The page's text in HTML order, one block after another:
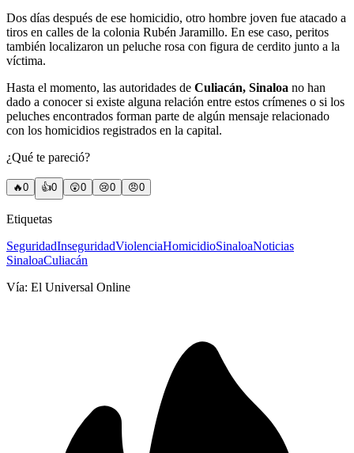
Dos días después de ese homicidio, otro hombre joven fue atacado a
tiros en calles de la colonia Rubén Jaramillo. En ese caso, peritos
también localizaron un peluche rosa con figura de cerdito junto a la
víctima.
Hasta el momento, las autoridades de Culiacán, Sinaloa no han
dado a conocer si existe alguna relación entre estos crímenes o si los
peluches encontrados forman parte de algún mensaje relacionado
con los homicidios registrados en la capital.
¿Qué te pareció?
🔥0 👍0 😲0 😢0 😠0
Etiquetas
SeguridadInseguridadViolenciaHomicidioSinaloaNoticias
SinaloaCuliacán
Vía: El Universal Online